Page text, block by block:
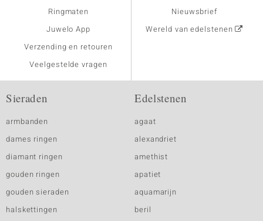
Ringmaten
Juwelo App
Verzending en retouren
Veelgestelde vragen
Nieuwsbrief
Wereld van edelstenen
Sieraden
armbanden
dames ringen
diamant ringen
gouden ringen
gouden sieraden
halskettingen
Edelstenen
agaat
alexandriet
amethist
apatiet
aquamarijn
beril